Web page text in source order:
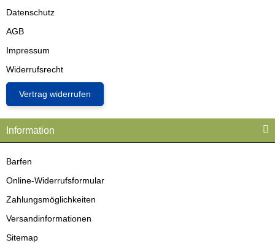
Datenschutz
AGB
Impressum
Widerrufsrecht
Vertrag widerrufen
Information
Barfen
Online-Widerrufsformular
Zahlungsmöglichkeiten
Versandinformationen
Sitemap